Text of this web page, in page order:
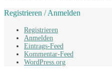
Registrieren / Anmelden
Registrieren
Anmelden
Eintrags-Feed
Kommentar-Feed
WordPress.org